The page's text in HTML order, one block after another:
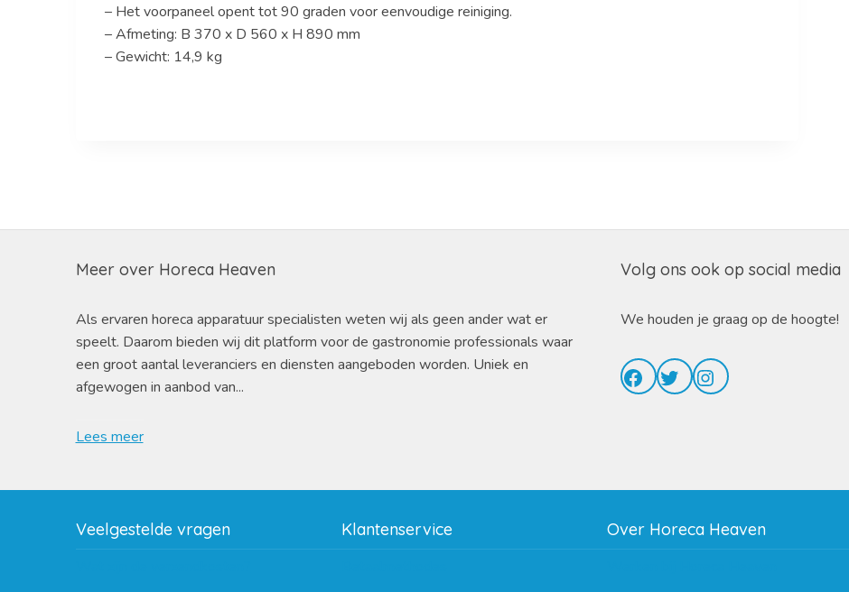
– Het voorpaneel opent tot 90 graden voor eenvoudige reiniging.
– Afmeting: B 370 x D 560 x H 890 mm
– Gewicht: 14,9 kg
Meer over Horeca Heaven
Als ervaren horeca apparatuur specialisten weten wij als geen ander wat er
speelt. Daarom bieden wij dit platform voor de gastronomie professionals waar
een groot aantal leveranciers en diensten aangeboden worden. Uniek en
afgewogen in aanbod van...
Lees meer
Volg ons ook op social media
We houden je graag op de hoogte!
Facebook
TwitterInstagram
Veelgestelde vragen Klantenservice Over Horeca Heaven